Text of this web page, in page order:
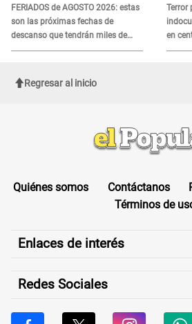
FERIADOS de AGOSTO 2026: estas
son las próximas fechas de
descanso que tendrán miles de
peruanos
es?
Terror
en
sufrir
Regresar al inicio
Quiénes somos Contáctanos
Términos de
Enlaces de interés
Redes Sociales